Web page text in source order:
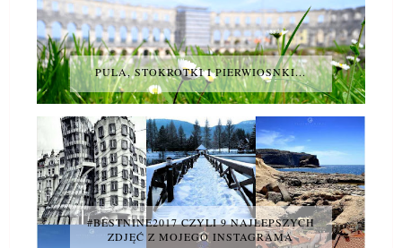
PULA, STOKROTKI I PIERWIOSNKI...
#BESTNINE2017 CZYLI 9 NAJLEPSZYCH
ZDJĘĆ Z MOJEGO INSTAGRAMA